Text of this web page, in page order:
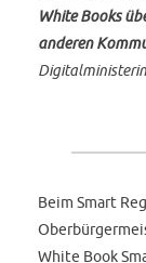
White Books
anderen
Beim Smart
White Book